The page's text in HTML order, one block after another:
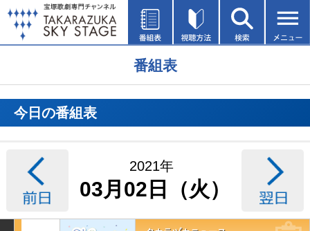
番組表
今日の番組表
2021年
03月02日（火）